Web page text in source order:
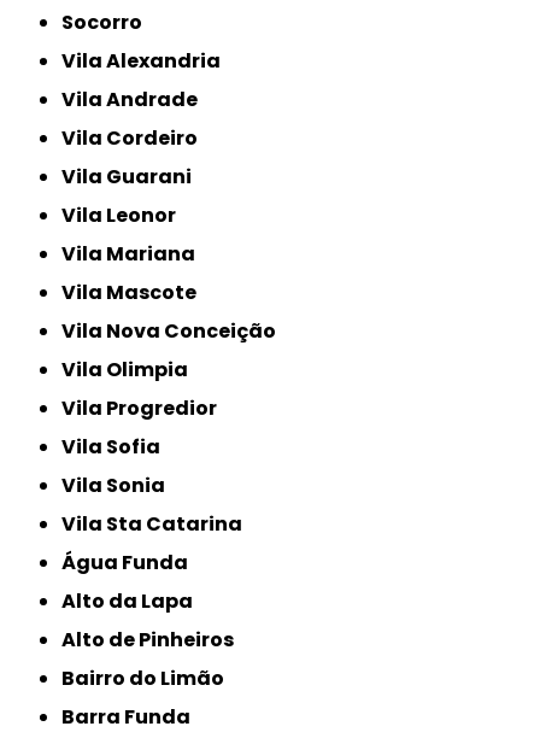
Socorro
Vila Alexandria
Vila Andrade
Vila Cordeiro
Vila Guarani
Vila Leonor
Vila Mariana
Vila Mascote
Vila Nova Conceição
Vila Olimpia
Vila Progredior
Vila Sofia
Vila Sonia
Vila Sta Catarina
Água Funda
Alto da Lapa
Alto de Pinheiros
Bairro do Limão
Barra Funda